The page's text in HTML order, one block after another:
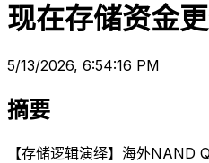
现在存储资金
5/13/2026, 6:54:16 PM
摘要
【存储逻辑演绎】海外